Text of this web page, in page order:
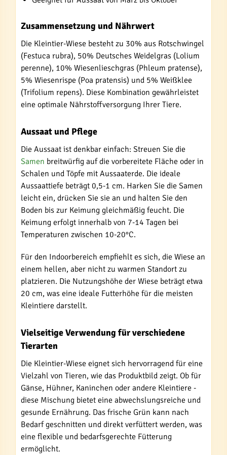
Zusammensetzung und Nährwert
Die Kleintier-Wiese besteht zu 30% aus Rotschwingel
(Festuca rubra), 50% Deutsches Weidelgras (Lolium
perenne), 10% Wiesenlieschgras (Phleum pratense),
5% Wiesenrispe (Poa pratensis) und 5% Weißklee
(Trifolium repens). Diese Kombination gewährleistet
eine optimale Nährstoffversorgung Ihrer Tiere.
Aussaat und Pflege
Die Aussaat ist denkbar einfach: Streuen Sie die
Samen breitwürfig auf die vorbereitete Fläche oder in
Schalen und Töpfe mit Aussaaterde. Die ideale
Aussaattiefe beträgt 0,5-1 cm. Harken Sie die Samen
leicht ein, drücken Sie sie an und halten Sie den
Boden bis zur Keimung gleichmäßig feucht. Die
Keimung erfolgt innerhalb von 7-14 Tagen bei
Temperaturen zwischen 10-20°C.
Für den Indoorbereich empfiehlt es sich, die Wiese an
einem hellen, aber nicht zu warmen Standort zu
platzieren. Die Nutzungshöhe der Wiese beträgt etwa
20 cm, was eine ideale Futterhöhe für die meisten
Kleintiere darstellt.
Vielseitige Verwendung für verschiedene
Tierarten
Die Kleintier-Wiese eignet sich hervorragend für eine
Vielzahl von Tieren, wie das Produktbild zeigt. Ob für
Gänse, Hühner, Kaninchen oder andere Kleintiere -
diese Mischung bietet eine abwechslungsreiche und
gesunde Ernährung. Das frische Grün kann nach
Bedarf geschnitten und direkt verfüttert werden, was
eine flexible und bedarfsgerechte Fütterung
ermöglicht.